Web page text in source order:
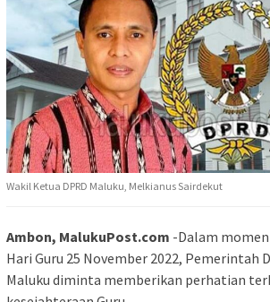
Wakil Ketua DPRD Maluku, Melkianus Sairdekut
Ambon, MalukuPost.com -Dalam
Hari Guru 25 November 2022, Pemerintah
Maluku diminta memberikan perhatian